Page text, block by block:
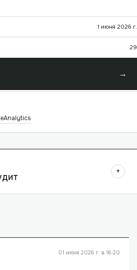
1 июня 2026 г.
29
→
+
01 июня 2026 г. в 16:20